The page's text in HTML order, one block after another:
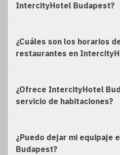
IntercityHotel Budapest?
¿Cuáles son los horarios
restaurantes en
¿Ofrece IntercityHotel
servicio de habitaciones?
¿Puedo dejar mi equipaje
Budapest?